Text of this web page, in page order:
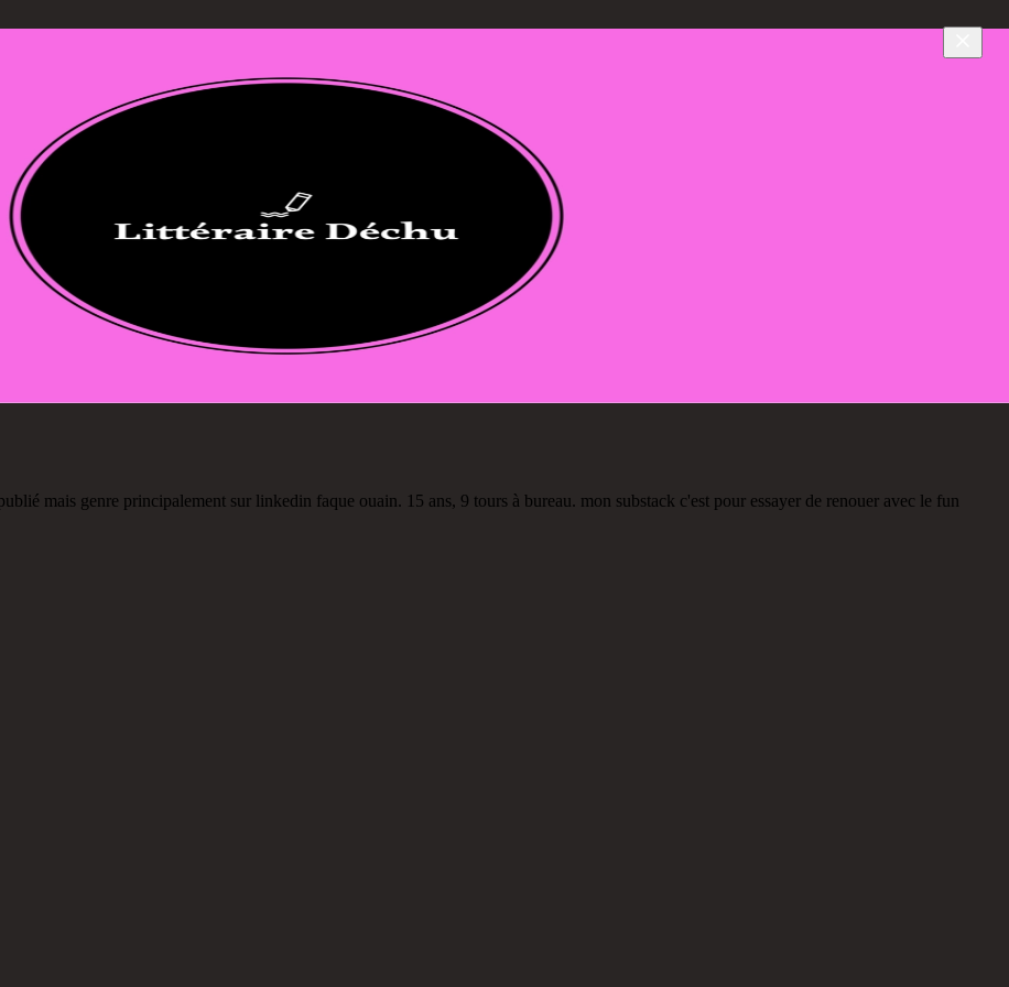
mais genre principalement sur linkedin faque ouain. 15 ans, 9 tours à bureau. mon substack c'est pour essayer de renouer avec le fun